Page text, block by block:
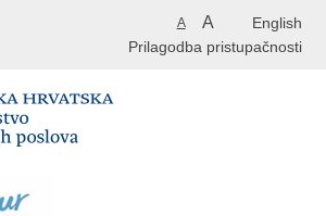
English
A A
Prilagodba pristupačnosti